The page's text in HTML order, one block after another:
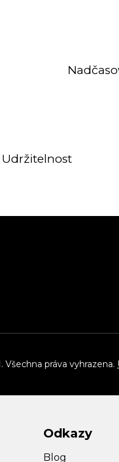
Udržitelnost
. Všechna práva vyhrazena.
Odkazy
Blog